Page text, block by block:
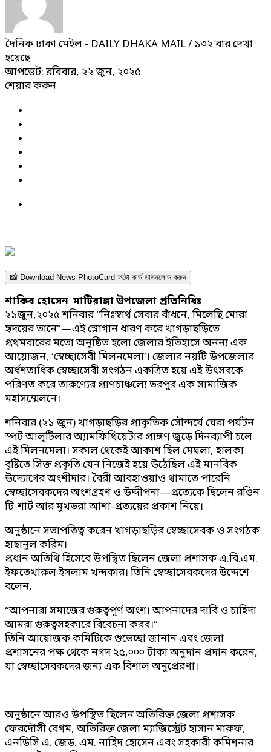
দৈনিক ঢাকা মেইল - DAILY DHAKA MAIL/ ১৩২ বার দেখা
হয়েছে
আপডেট: রবিবার, ২২ জুন, ২০২৫
শেয়ার করুন
📸 Download News PhotoCard ফটো কার্ড ডাউনলোড করুন
শাকিব হোসেন মাটিরাঙ্গা উপজেলা প্রতিনিধিঃ
২১জুন,২০২৫ শনিবার “নিঃস্বার্থ সেবার বাঁধনে, মিলেছি মোরা
হৃদয়ের তানে”—এই স্লোগান ধারণ করে খাগড়াছড়িতে
প্রথমবারের মতো অনুষ্ঠিত হলো জেলার ইতিহাসে অনন্য এক
আয়োজন, ‘স্বেচ্ছাসেবী মিলনমেলা’। জেলার নয়টি উপজেলার
অর্ধশতাধিক স্বেচ্ছাসেবী সংগঠন একত্রিত হয়ে এই উৎসবকে
পরিণত করে তারুণ্যের প্রাণচাঞ্চল্যে ভরপুর এক সামাজিক
মহাসম্মেলনে।
শনিবার (২১ জুন) খাগড়াছড়ির প্রাকৃতিক সৌন্দর্যে ঘেরা পর্যটন
স্পট আলুটিলার অ্যামফিথিয়েটার প্রাঙ্গণ জুড়ে দিনব্যাপী চলে
এই মিলনমেলা। সকাল থেকেই আকাশ ছিল মেঘলা, হালকা
বৃষ্টিতে সিক্ত প্রকৃতি যেন নিজেই হয়ে উঠেছিল এই মানবিক
উদ্যোগের অংশীদার। বৈরী আবহাওয়াও থামাতে পারেনি
স্বেচ্ছাসেবকদের অংশগ্রহণ ও উদ্দীপনা—প্রত্যেকে ছিলেন রঙিন
টি-শার্ট আর মুখভরা আশা-প্রত্যয়ের প্রকাশ নিয়ে।
অনুষ্ঠানে সভাপতিত্ব করেন খাগড়াছড়ির স্বেচ্ছাসেবক ও সংগঠক
হাছানুল করিম।
প্রধান অতিথি হিসেবে উপস্থিত ছিলেন জেলা প্রশাসক এ.বি.এম.
ইফতেখারুল ইসলাম খন্দকার। তিনি স্বেচ্ছাসেবকদের উদ্দেশে
বলেন,
“আপনারা সমাজের গুরুত্বপূর্ণ অংশ। আপনাদের দাবি ও চাহিদা
আমরা গুরুত্বসহকারে বিবেচনা করব।”
তিনি আয়োজক কমিটিকে শুভেচ্ছা জানান এবং জেলা
প্রশাসনের পক্ষ থেকে নগদ ২৫,০০০ টাকা অনুদান প্রদান করেন,
যা স্বেচ্ছাসেবকদের জন্য এক বিশাল অনুপ্রেরণা।
অনুষ্ঠানে আরও উপস্থিত ছিলেন অতিরিক্ত জেলা প্রশাসক
ফেরদৌসী বেগম, অতিরিক্ত জেলা ম্যাজিস্ট্রেট হাসান মারুফ,
এনডিসি এ. জেড. এম. নাহিদ হোসেন এবং সহকারী কমিশনার